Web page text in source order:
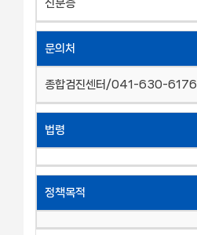
신분증
문의처
종합검진센터/041-630-6176
법령
정책목적